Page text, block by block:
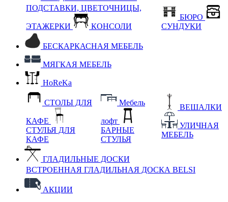
ПОДСТАВКИ, ЦВЕТОЧНИЦЫ,
ЭТАЖЕРКИ КОНСОЛИ
БЮРО
СУНДУКИ
БЕСКАРКАСНАЯ МЕБЕЛЬ
МЯГКАЯ МЕБЕЛЬ
HoReKa
СТОЛЫ ДЛЯ
КАФЕ
СТУЛЬЯ ДЛЯ
КАФЕ
Мебель
лофт
БАРНЫЕ
СТУЛЬЯ
ВЕШАЛКИ
УЛИЧНАЯ
МЕБЕЛЬ
ГЛАДИЛЬНЫЕ ДОСКИ
ВСТРОЕННАЯ ГЛАДИЛЬНАЯ ДОСКА BELSI
АКЦИИ